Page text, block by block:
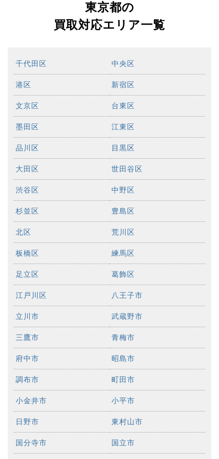
東京都の
買取対応エリア一覧
千代田区 中央区
港区 新宿区
文京区 台東区
墨田区 江東区
品川区 目黒区
大田区 世田谷区
渋谷区 中野区
杉並区 豊島区
北区 荒川区
板橋区 練馬区
足立区 葛飾区
江戸川区 八王子市
立川市 武蔵野市
三鷹市 青梅市
府中市 昭島市
調布市 町田市
小金井市 小平市
日野市 東村山市
国分寺市 国立市